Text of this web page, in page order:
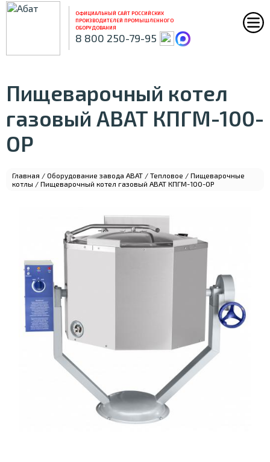
ОФИЦИАЛЬНЫЙ САЙТ РОССИЙСКИХ
ПРОИЗВОДИТЕЛЕЙ ПРОМЫШЛЕННОГО
ОБОРУДОВАНИЯ
8 800 250-79-95
Пищеварочный котел
газовый ABAT КПГМ-100-
ОР
Главная / Оборудование завода ABAT / Тепловое / Пищеварочные
котлы / Пищеварочный котел газовый ABAT КПГМ-100-ОР